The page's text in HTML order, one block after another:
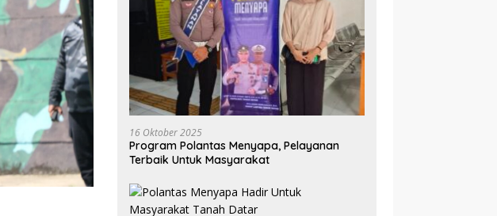
16 Oktober 2025
Program Polantas Menyapa, Pelayanan
Terbaik Untuk Masyarakat